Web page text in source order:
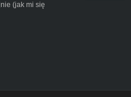
(jak mi się